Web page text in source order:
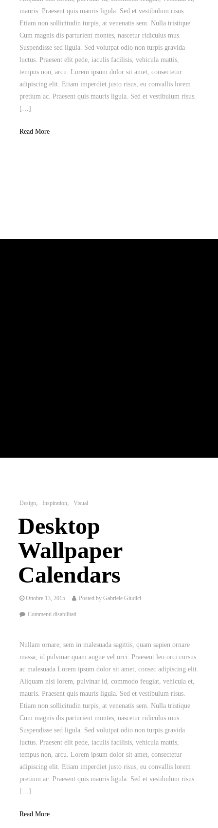
mauris. Praesent quis mauris ligula. Sed et vestibulum risus.
Etiam non sollicitudin turpis, at venenatis sem. Nulla tristique
Cum magnis dis parturient montes, nascetur ridiculus mus.
Suspendisse sed ligula. Sed volutpat odio non turpis gravida
luctus. Praesent elit pede, iaculis facilisis, vehicula mattis,
tempus non, arcu. Lorem ipsum dolor sit amet, consectetur
adipiscing elit. Etiam imperdiet justo risus, eu convallis lorem
pretium ac. Praesent quis mauris ligula. Sed et vestibulum risus.
[…]
Read More
Design Inspiration Visual
Desktop
Wallpaper
Calendars
Ottobre 13, 2015 Posted by Gabriele Giudici
Commenti disabilitati
Nullam ornare, sem in malesuada sagittis, quam sapien ornare
massa, id pulvinar quam augue vel orci. Praesent leo orci cursus
ac malesuada Lorem ipsum dolor sit amet, consec adipiscing elit.
Aliquam nisi lorem, pulvinar id, commodo feugiat, vehicula et,
mauris. Praesent quis mauris ligula. Sed et vestibulum risus.
Etiam non sollicitudin turpis, at venenatis sem. Nulla tristique
Cum magnis dis parturient montes, nascetur ridiculus mus.
Suspendisse sed ligula. Sed volutpat odio non turpis gravida
luctus. Praesent elit pede, iaculis facilisis, vehicula mattis,
tempus non, arcu. Lorem ipsum dolor sit amet, consectetur
adipiscing elit. Etiam imperdiet justo risus, eu convallis lorem
pretium ac. Praesent quis mauris ligula. Sed et vestibulum risus.
[…]
Read More